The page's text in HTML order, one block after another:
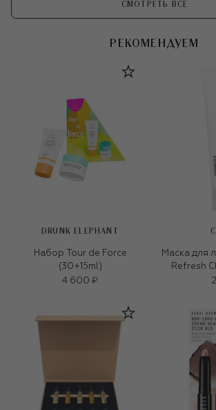
СМОТРЕТЬ ВСЕ
РЕКОМЕНДУЕМ
DRUNK ELEPHANT
Набор Tour de Force
(30+15ml)
4 600 ₽
Маска для
Refresh